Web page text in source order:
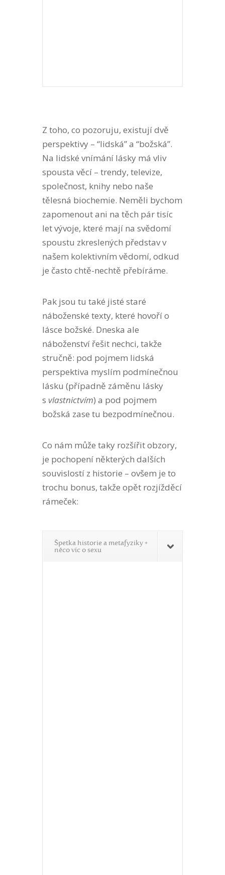
Z toho, co pozoruju, existují dvě
perspektivy – “lidská” a “božská”.
Na lidské vnímání lásky má vliv
spousta věcí – trendy, televize,
společnost, knihy nebo naše
tělesná biochemie. Neměli bychom
zapomenout ani na těch pár tisíc
let vývoje, které mají na svědomí
spoustu zkreslených představ v
našem kolektivním vědomí, odkud
je často chtě-nechtě přebíráme.
Pak jsou tu také jisté staré
náboženské texty, které hovoří o
lásce božské. Dneska ale
náboženství řešit nechci, takže
stručně: pod pojmem lidská
perspektiva myslím podmínečnou
lásku (případně záměnu lásky
s vlastnictvím) a pod pojmem
božská zase tu bezpodmínečnou.
Co nám může taky rozšířit obzory,
je pochopení některých dalších
souvislostí z historie – ovšem je to
trochu bonus, takže opět rozjížděcí
rámeček:
Špetka historie a metafyziky +
něco víc o sexu